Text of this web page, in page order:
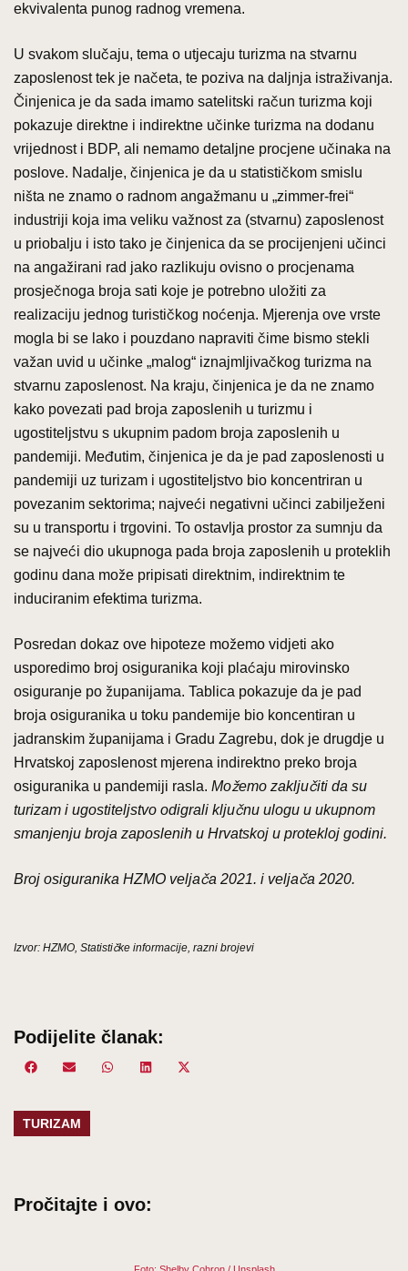
ekvivalenta punog radnog vremena.
U svakom slučaju, tema o utjecaju turizma na stvarnu
zaposlenost tek je načeta, te poziva na daljnja istraživanja.
Činjenica je da sada imamo satelitski račun turizma koji
pokazuje direktne i indirektne učinke turizma na dodanu
vrijednost i BDP, ali nemamo detaljne procjene učinaka na
poslove. Nadalje, činjenica je da u statističkom smislu
ništa ne znamo o radnom angažmanu u „zimmer-frei“
industriji koja ima veliku važnost za (stvarnu) zaposlenost
u priobalju i isto tako je činjenica da se procijenjeni učinci
na angažirani rad jako razlikuju ovisno o procjenama
prosječnoga broja sati koje je potrebno uložiti za
realizaciju jednog turističkog noćenja. Mjerenja ove vrste
mogla bi se lako i pouzdano napraviti čime bismo stekli
važan uvid u učinke „malog“ iznajmljivačkog turizma na
stvarnu zaposlenost. Na kraju, činjenica je da ne znamo
kako povezati pad broja zaposlenih u turizmu i
ugostiteljstvu s ukupnim padom broja zaposlenih u
pandemiji. Međutim, činjenica je da je pad zaposlenosti u
pandemiji uz turizam i ugostiteljstvo bio koncentriran u
povezanim sektorima; najveći negativni učinci zabilježeni
su u transportu i trgovini. To ostavlja prostor za sumnju da
se najveći dio ukupnoga pada broja zaposlenih u proteklih
godinu dana može pripisati direktnim, indirektnim te
induciranim efektima turizma.
Posredan dokaz ove hipoteze možemo vidjeti ako
usporedimo broj osiguranika koji plaćaju mirovinsko
osiguranje po županijama. Tablica pokazuje da je pad
broja osiguranika u toku pandemije bio koncentiran u
jadranskim županijama i Gradu Zagrebu, dok je drugdje u
Hrvatskoj zaposlenost mjerena indirektno preko broja
osiguranika u pandemiji rasla. Možemo zaključiti da su
turizam i ugostiteljstvo odigrali ključnu ulogu u ukupnom
smanjenju broja zaposlenih u Hrvatskoj u protekloj godini.
Broj osiguranika HZMO veljača 2021. i veljača 2020.
Izvor: HZMO, Statističke informacije, razni brojevi
Podijelite članak:
Share
FacebookShare
Email
Share
WhatsAppShare
LinkedIn
TURIZAM
Pročitajte i ovo: